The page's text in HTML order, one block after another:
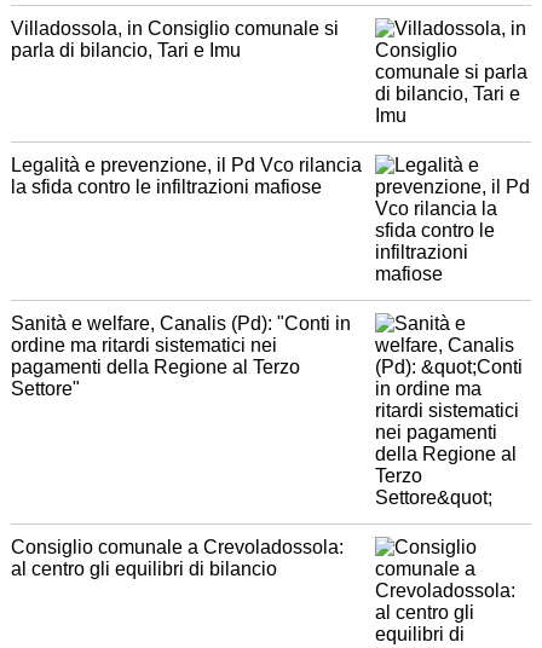
Villadossola, in Consiglio comunale si
parla di bilancio, Tari e Imu
Legalità e prevenzione, il Pd Vco rilancia
la sfida contro le infiltrazioni mafiose
Sanità e welfare, Canalis (Pd): "Conti in
ordine ma ritardi sistematici nei
pagamenti della Regione al Terzo
Settore"
Consiglio comunale a Crevoladossola:
al centro gli equilibri di bilancio